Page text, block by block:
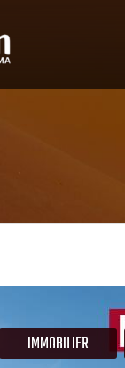
IMMOBILIER